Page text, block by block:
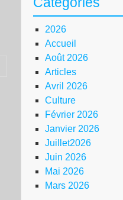
2026
Accueil
Août 2026
Articles
Avril 2026
Culture
Février 2026
Janvier 2026
Juillet2026
Juin 2026
Mai 2026
Mars 2026